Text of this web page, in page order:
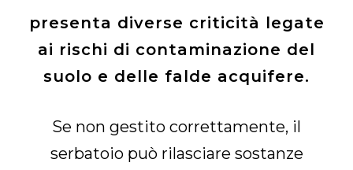
presenta diverse criticità legate
ai rischi di contaminazione del
suolo e delle falde acquifere.
Se non gestito correttamente, il
serbatoio può rilasciare sostanze